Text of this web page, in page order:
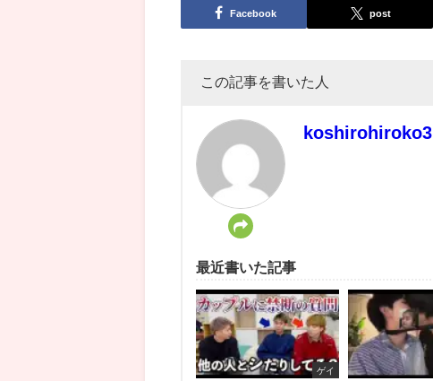
Facebook post
この記事を書いた人
koshirohiroko3
最近書いた記事
ゲイ